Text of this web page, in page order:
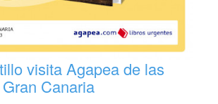
visita Agapea de las
Canaria